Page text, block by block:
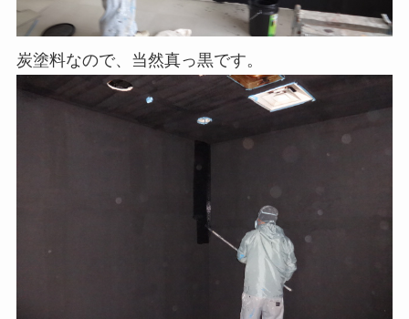
炭塗料なので、当然真っ黒です。